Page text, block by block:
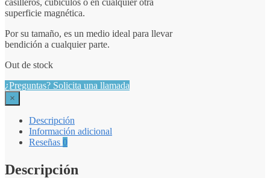
superficie magnética.
Por su tamaño, es un medio ideal para llevar
bendición a cualquier parte.
Out de stock
¿Preguntas? Solicita una llamada
×
Descripción
Información adicional
Reseñas 0
Descripción